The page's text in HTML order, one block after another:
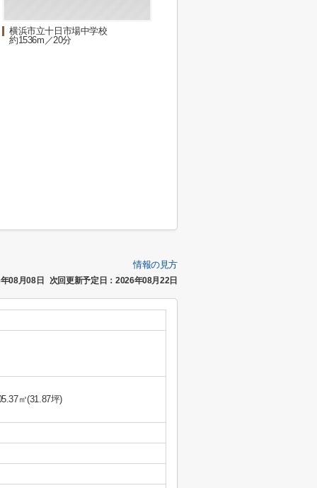
横浜市立十日市場中学校
約1536m／20分
情報の見方
08月08日 次回更新予定日：2026年08月22日
㎡(31.87坪)